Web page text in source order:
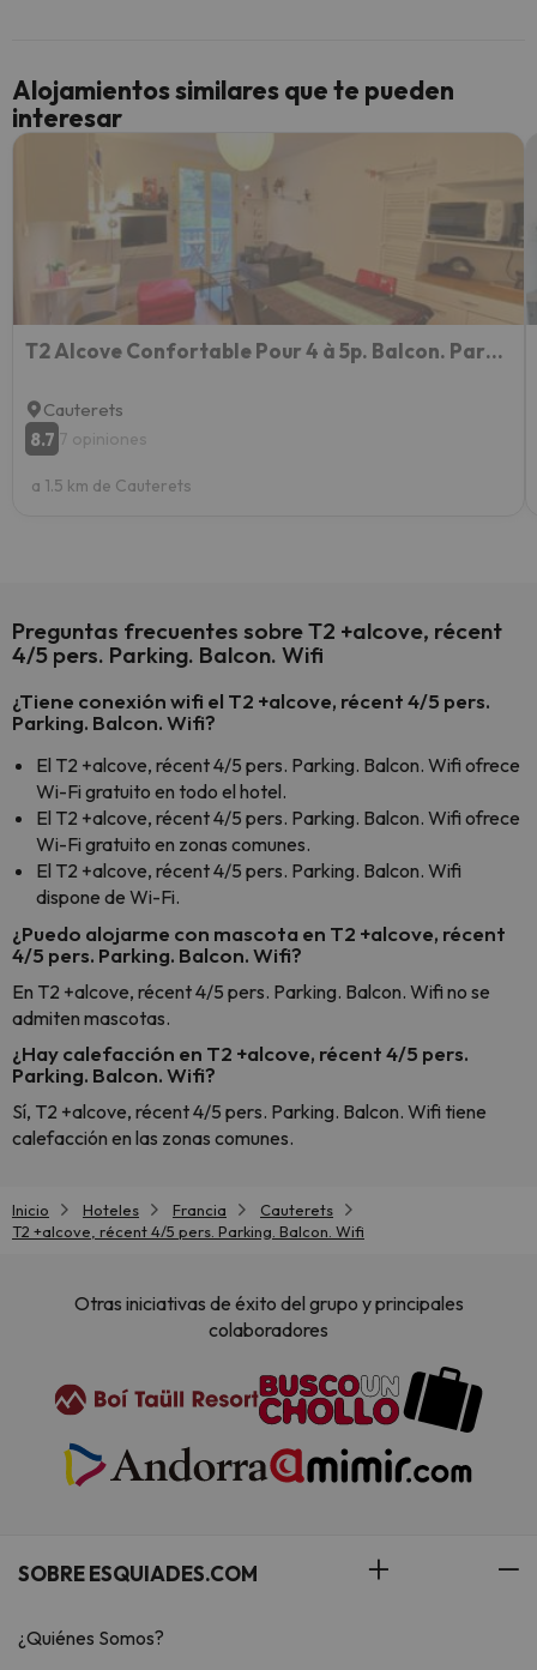
yo.
Alojamientos similares que te pueden
interesar
T2 Alcove Confortable Pour 4 à 5p. Balcon. Parking
Cauterets
8.7 7 opiniones
a 1.5 km de Cauterets
Preguntas frecuentes sobre T2 +alcove, récent
4/5 pers. Parking. Balcon. Wifi
¿Tiene conexión wifi el T2 +alcove, récent 4/5 pers.
Parking. Balcon. Wifi?
El T2 +alcove, récent 4/5 pers. Parking. Balcon. Wifi ofrece
Wi-Fi gratuito en todo el hotel.
El T2 +alcove, récent 4/5 pers. Parking. Balcon. Wifi ofrece
Wi-Fi gratuito en zonas comunes.
El T2 +alcove, récent 4/5 pers. Parking. Balcon. Wifi
dispone de Wi-Fi.
¿Puedo alojarme con mascota en T2 +alcove, récent
4/5 pers. Parking. Balcon. Wifi?
En T2 +alcove, récent 4/5 pers. Parking. Balcon. Wifi no se
admiten mascotas.
¿Hay calefacción en T2 +alcove, récent 4/5 pers.
Parking. Balcon. Wifi?
Sí, T2 +alcove, récent 4/5 pers. Parking. Balcon. Wifi tiene
calefacción en las zonas comunes.
Inicio Hoteles Francia
Cauterets
T2 +alcove, récent 4/5 pers. Parking. Balcon. Wifi
Otras iniciativas de éxito del grupo y principales
colaboradores
SOBRE ESQUIADES.COM
¿Quiénes Somos?